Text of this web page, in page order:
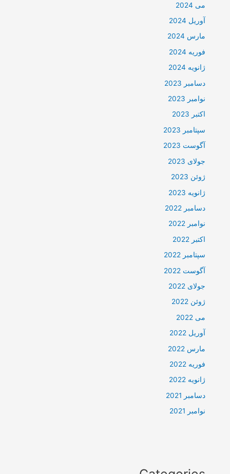
می 2024
آوریل 2024
مارس 2024
فوریه 2024
ژانویه 2024
دسامبر 2023
نوامبر 2023
اکتبر 2023
سپتامبر 2023
آگوست 2023
جولای 2023
ژوئن 2023
ژانویه 2023
دسامبر 2022
نوامبر 2022
اکتبر 2022
سپتامبر 2022
آگوست 2022
جولای 2022
ژوئن 2022
می 2022
آوریل 2022
مارس 2022
فوریه 2022
ژانویه 2022
دسامبر 2021
نوامبر 2021